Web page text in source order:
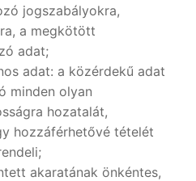
jogszabályokra,
a megkötött
adat;
adat: a közérdekű adat
minden olyan
hozatalát,
hozzáférhetővé tételét
akaratának önkéntes,